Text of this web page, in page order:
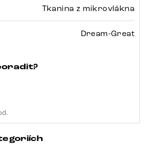
Tkanina z mikrovlákna
Dream-Great